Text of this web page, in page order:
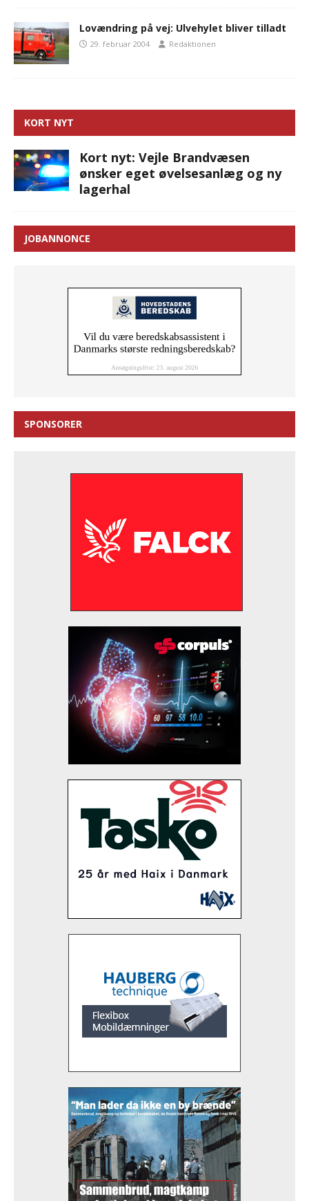
Lovændring på vej: Ulvehylet bliver tilladt
29. februar 2004 Redaktionen
KORT NYT
Kort nyt: Vejle Brandvæsen
ønsker eget øvelsesanlæg og ny
lagerhal
JOBANNONCE
SPONSORER